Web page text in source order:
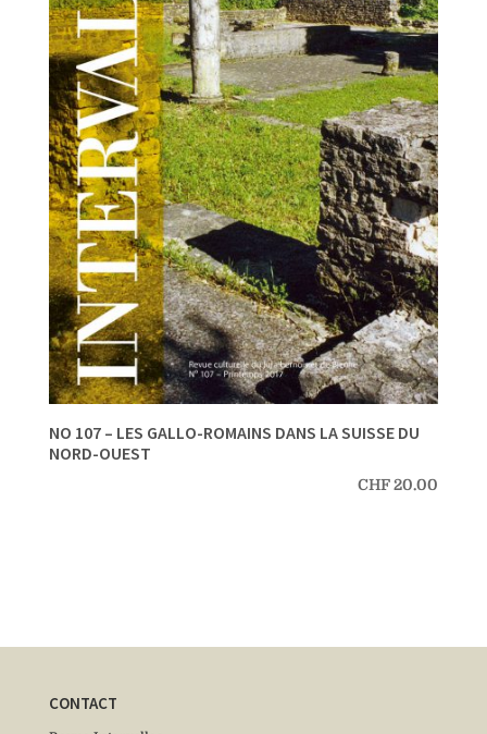
NO 107 – LES GALLO-ROMAINS DANS LA SUISSE DU
NORD-OUEST
CHF20.00
CONTACT